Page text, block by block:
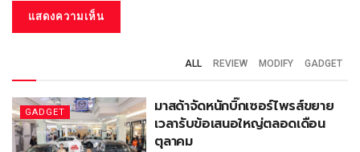
ALL REVIEW MODIFY GADGET
GADGET
มาสด้าจัดหนักบิ๊กเซอร์ไพรส์ขยาย
เวลารับข้อเสนอใหญ่ตลอดเดือน
ตุลาคม